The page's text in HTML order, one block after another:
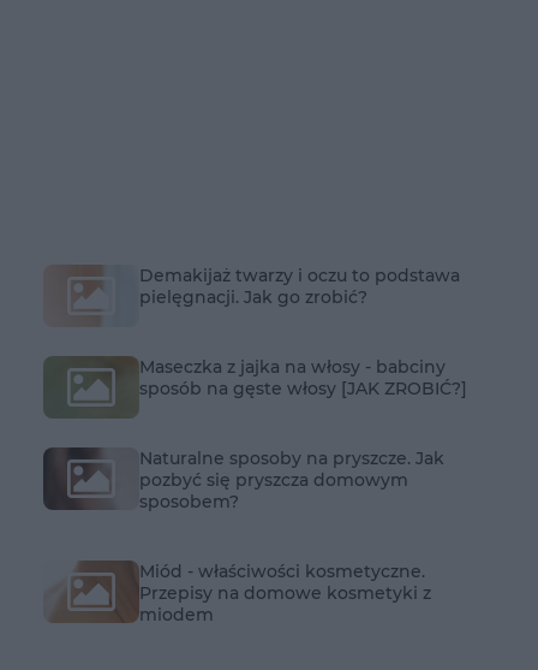
Demakijaż twarzy i oczu to podstawa
pielęgnacji. Jak go zrobić?
Maseczka z jajka na włosy - babciny
sposób na gęste włosy [JAK ZROBIĆ?]
Naturalne sposoby na pryszcze. Jak
pozbyć się pryszcza domowym
sposobem?
Miód - właściwości kosmetyczne.
Przepisy na domowe kosmetyki z
miodem